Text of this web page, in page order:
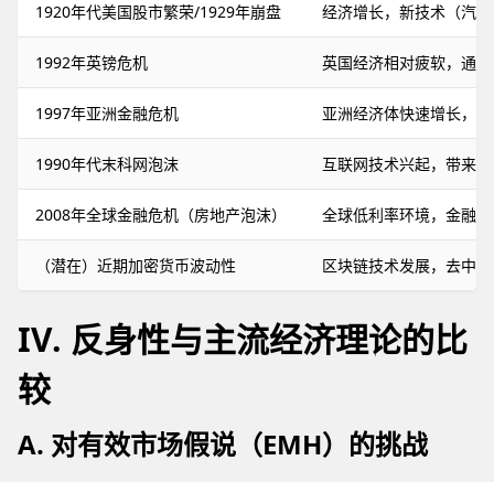
1920年代美国股市繁荣/1929年崩盘 经济增长，新技术（汽
1992年英镑危机 英国经济相对疲软，通
1997年亚洲金融危机 亚洲经济体快速增长，
1990年代末科网泡沫 互联网技术兴起，带来
2008年全球金融危机（房地产泡沫） 全球低利率环境，金融
（潜在）近期加密货币波动性 区块链技术发展，去中
IV. 反身性与主流经济理论的比
较
A. 对有效市场假说（EMH）的挑战